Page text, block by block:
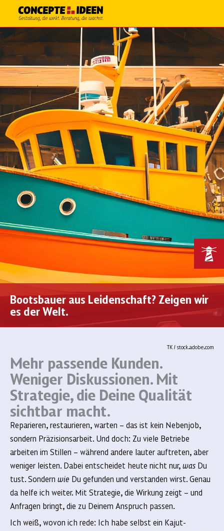
Bootsbauer aus Leidenschaft? Zeigen wir
es der Welt.
TK / stock.adobe.com
Mehr passende Kunden.
Weniger Diskussionen. Mit
Strategie, die Deine Qualität
sichtbar macht.
Reparieren, restaurieren, warten – das ist kein Nebenjob,
sondern Präzisionsarbeit. Und doch: Zu viele Betriebe
arbeiten im Stillen – während andere lauter auftreten, aber
weniger leisten. Dabei entscheidet heute nicht nur,was Du
tust. Sondern wie Du gefunden und verstanden wirst. Genau
da helfe ich weiter. Mit Strategie, die Wirkung zeigt – und
Anfragen bringt, die zu Deinem Anspruch passen.
Ich weiß, wovon ich rede: Ich habe selbst ein Kajut-